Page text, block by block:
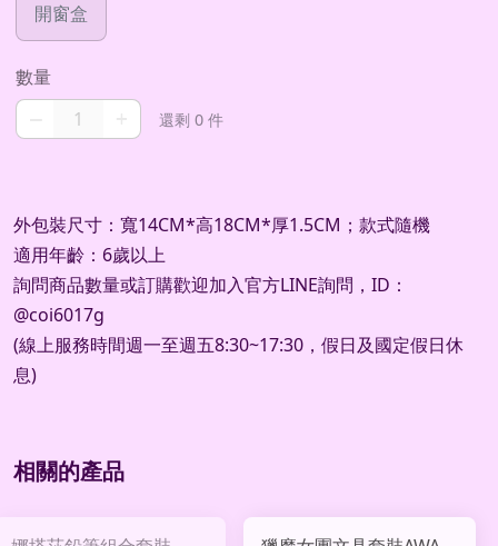
開窗盒
數量
還剩 0 件
外包裝尺寸：寬14CM*高18CM*厚1.5CM；款式隨機
適用年齡：6歲以上
詢問商品數量或訂購歡迎加入官方LINE詢問，ID：
@coi6017g
(線上服務時間週一至週五8:30~17:30，假日及國定假日休
息)
相關的產品